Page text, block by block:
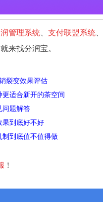
管理系统 支付联盟系统
来找分润宝。
裂变效果评估
适合新开的茶空间
问题解答
果到底好不好
制到底值不值得做
！